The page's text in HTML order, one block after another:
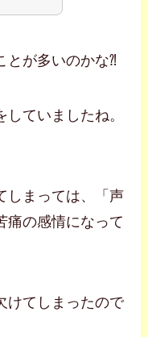
とが多いのかな⁈
ていましたね。
しまっては、「声
痛の感情になって
けてしまったので